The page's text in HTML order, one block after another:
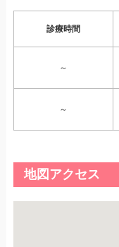
診療時間
～
～
地図アクセス